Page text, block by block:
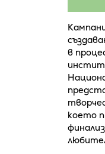
в
което